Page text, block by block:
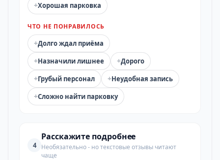
+Хорошая парковка
ЧТО НЕ ПОНРАВИЛОСЬ
+Долго ждал приёма
+Назначили лишнее +Дорого
+Грубый персонал +Неудобная запись
+Сложно найти парковку
4
Расскажите подробнее
Необязательно - но текстовые отзывы читают
чаще